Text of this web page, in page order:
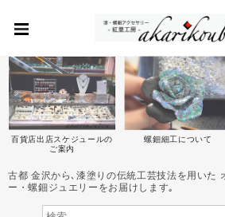
百貨店出店スケジュールの
ご案内
螺鈿細工について
古都 金沢から､漆塗りの伝統工芸技法を用いた
ー・螺鈿ジュエリーをお届けします｡